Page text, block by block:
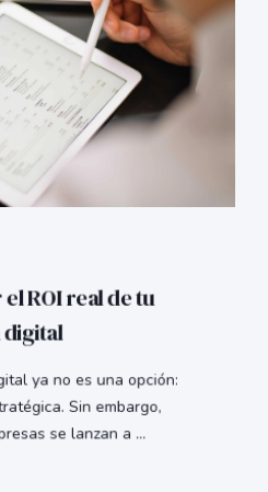
ROI real de tu
ya no es una opción:
Sin embargo,
se lanzan a ...